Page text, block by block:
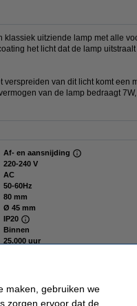
uitziende lamp met alle
het licht dat de lamp
van dit licht komt een
van de lamp bedraagt
Af- en aansnijding
220-240 V
AC
50-60Hz
80 mm
Ø 45 mm
IP20
Binnen
25.000 uur
maken, gebruiken we
zorgen ervoor dat de